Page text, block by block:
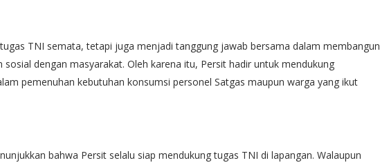
TNI semata, tetapi juga menjadi tanggung jawab bersama dalam membangun
dengan masyarakat. Oleh karena itu, Persit hadir untuk mendukung
pemenuhan kebutuhan konsumsi personel Satgas maupun warga yang ikut
bahwa Persit selalu siap mendukung tugas TNI di lapangan. Walaupun